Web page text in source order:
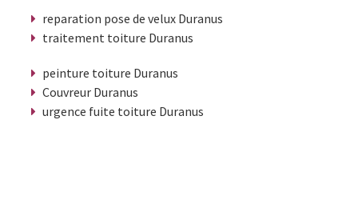
reparation pose de velux Duranus
traitement toiture Duranus
peinture toiture Duranus
Couvreur Duranus
urgence fuite toiture Duranus